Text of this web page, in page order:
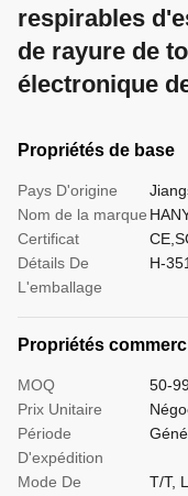
respirables
de rayure de
électronique
Propriétés de base
Pays D'origine
Nom de la marque
Certificat
Détails De
L'emballage
H-
Propriétés
MOQ
50-
Prix Unitaire
Période
D'expédition
Mode De
T/T,